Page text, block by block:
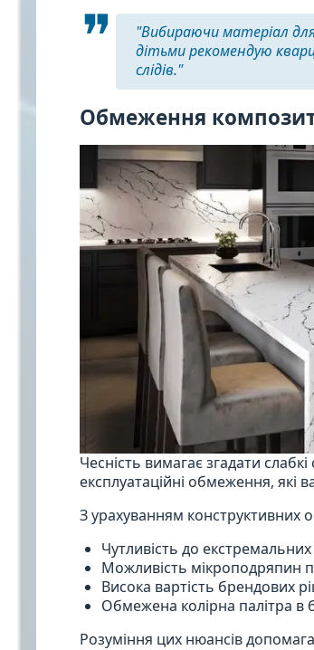
"Вибираючи матеріал
дітьми рекомендую
слідів."
Обмеження
Чесність вимагає згадати
експлуатаційні обмеження, які
З урахуванням конструктивних
Чутливість до
Можливість мікроподряпин
Висока вартість брендових
Обмежена колірна палітра в
Розуміння цих нюансів